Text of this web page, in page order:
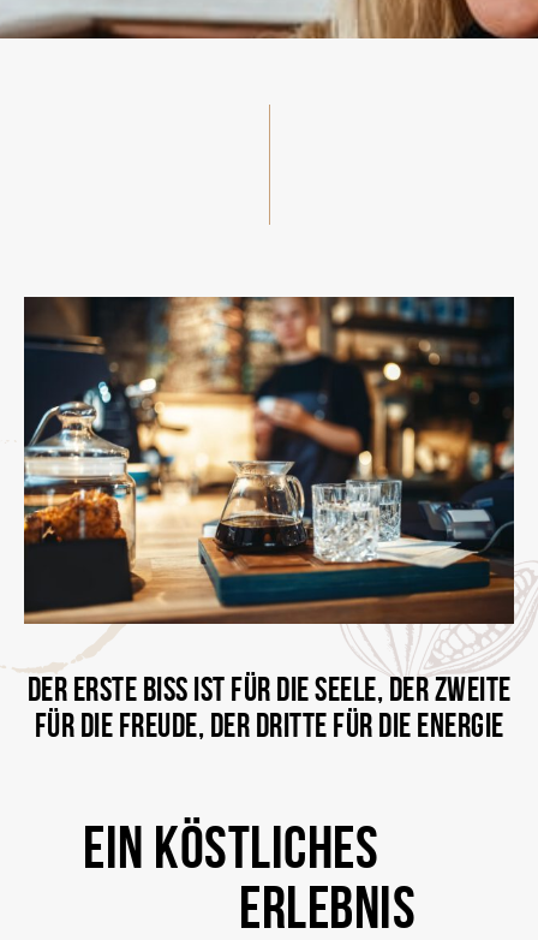
DER ERSTE BISS IST FÜR DIE SEELE, DER ZWEITE
FÜR DIE FREUDE, DER DRITTE FÜR DIE ENERGIE
EIN KÖSTLICHES
ERLEBNIS